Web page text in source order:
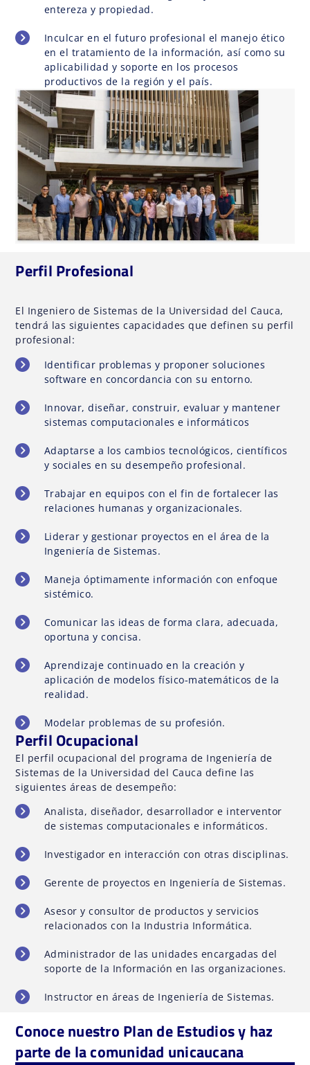
entereza y propiedad.
Inculcar en el futuro profesional el manejo ético
en el tratamiento de la información, así como su
aplicabilidad y soporte en los procesos
productivos de la región y el país.
Perfil Profesional
El Ingeniero de Sistemas de la Universidad del Cauca,
tendrá las siguientes capacidades que definen su perfil
profesional:
Identificar problemas y proponer soluciones
software en concordancia con su entorno.
Innovar, diseñar, construir, evaluar y mantener
sistemas computacionales e informáticos
Adaptarse a los cambios tecnológicos, científicos
y sociales en su desempeño profesional.
Trabajar en equipos con el fin de fortalecer las
relaciones humanas y organizacionales.
Liderar y gestionar proyectos en el área de la
Ingeniería de Sistemas.
Maneja óptimamente información con enfoque
sistémico.
Comunicar las ideas de forma clara, adecuada,
oportuna y concisa.
Aprendizaje continuado en la creación y
aplicación de modelos físico-matemáticos de la
realidad.
Modelar problemas de su profesión.
Perfil Ocupacional
El perfil ocupacional del programa de Ingeniería de
Sistemas de la Universidad del Cauca define las
siguientes áreas de desempeño:
Analista, diseñador, desarrollador e interventor
de sistemas computacionales e informáticos.
Investigador en interacción con otras disciplinas.
Gerente de proyectos en Ingeniería de Sistemas.
Asesor y consultor de productos y servicios
relacionados con la Industria Informática.
Administrador de las unidades encargadas del
soporte de la Información en las organizaciones.
Instructor en áreas de Ingeniería de Sistemas.
Conoce nuestro Plan de Estudios y haz
parte de la comunidad unicaucana